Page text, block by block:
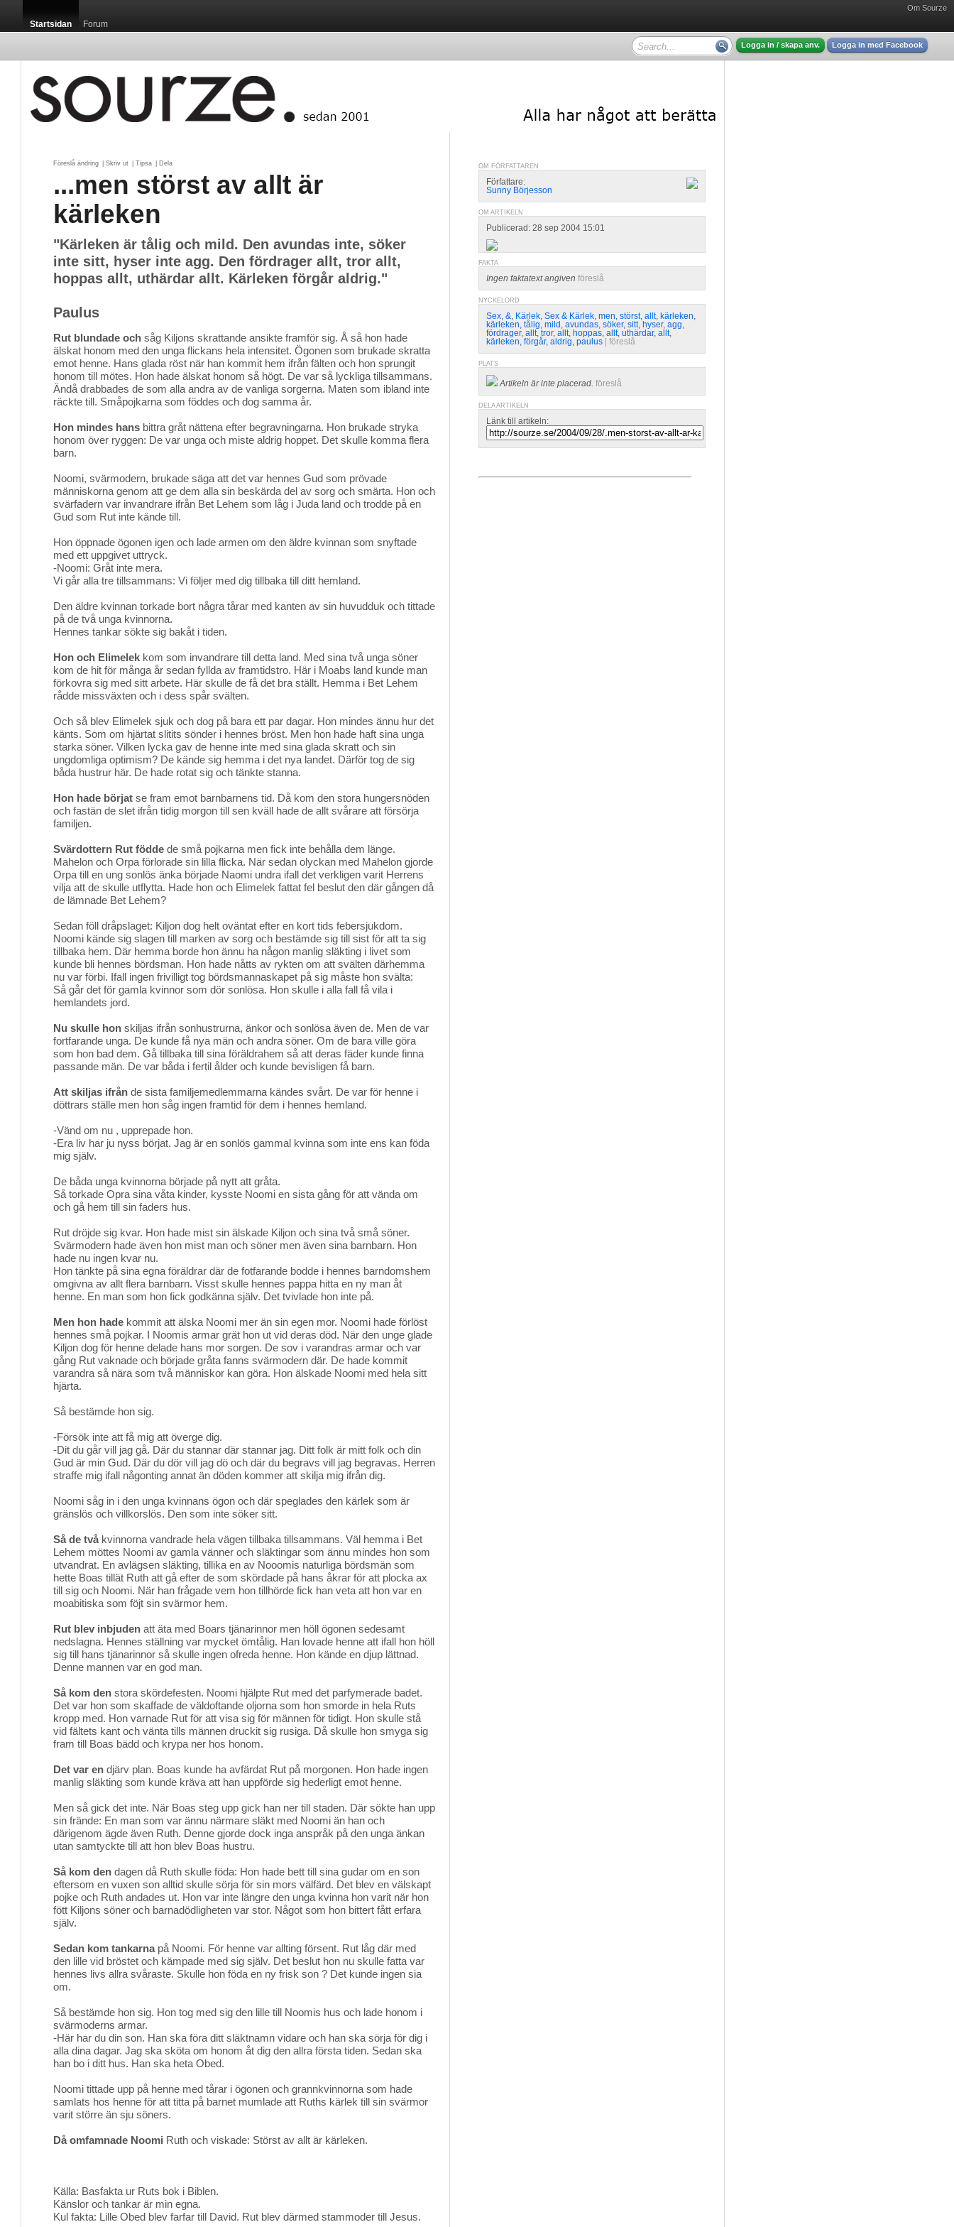
Om Sourze
Startsidan Forum
Logga in / skapa anv. Logga in med Facebook
Föreslå ändring Skriv ut Tipsa Dela
...men störst av allt är
kärleken
"Kärleken är tålig och mild. Den avundas inte, söker
inte sitt, hyser inte agg. Den fördrager allt, tror allt,
hoppas allt, uthärdar allt. Kärleken förgår aldrig."
Paulus
Rut blundade och såg Kiljons skrattande ansikte framför sig. Å så hon hade
älskat honom med den unga flickans hela intensitet. Ögonen som brukade skratta
emot henne. Hans glada röst när han kommit hem ifrån fälten och hon sprungit
honom till mötes. Hon hade älskat honom så högt. De var så lyckliga tillsammans.
Ändå drabbades de som alla andra av de vanliga sorgerna. Maten som ibland inte
räckte till. Småpojkarna som föddes och dog samma år.
Hon mindes hans bittra gråt nättena efter begravningarna. Hon brukade stryka
honom över ryggen: De var unga och miste aldrig hoppet. Det skulle komma flera
barn.
Noomi, svärmodern, brukade säga att det var hennes Gud som prövade
människorna genom att ge dem alla sin beskärda del av sorg och smärta. Hon och
svärfadern var invandrare ifrån Bet Lehem som låg i Juda land och trodde på en
Gud som Rut inte kände till.
Hon öppnade ögonen igen och lade armen om den äldre kvinnan som snyftade
med ett uppgivet uttryck.
-Noomi: Gråt inte mera.
Vi går alla tre tillsammans: Vi följer med dig tillbaka till ditt hemland.
Den äldre kvinnan torkade bort några tårar med kanten av sin huvudduk och tittade
på de två unga kvinnorna.
Hennes tankar sökte sig bakåt i tiden.
Hon och Elimelek kom som invandrare till detta land. Med sina två unga söner
kom de hit för många år sedan fyllda av framtidstro. Här i Moabs land kunde man
förkovra sig med sitt arbete. Här skulle de få det bra ställt. Hemma i Bet Lehem
rådde missväxten och i dess spår svälten.
Och så blev Elimelek sjuk och dog på bara ett par dagar. Hon mindes ännu hur det
känts. Som om hjärtat slitits sönder i hennes bröst. Men hon hade haft sina unga
starka söner. Vilken lycka gav de henne inte med sina glada skratt och sin
ungdomliga optimism? De kände sig hemma i det nya landet. Därför tog de sig
båda hustrur här. De hade rotat sig och tänkte stanna.
Hon hade börjat se fram emot barnbarnens tid. Då kom den stora hungersnöden
och fastän de slet ifrån tidig morgon till sen kväll hade de allt svårare att försörja
familjen.
Svärdottern Rut födde de små pojkarna men fick inte behålla dem länge.
Mahelon och Orpa förlorade sin lilla flicka. När sedan olyckan med Mahelon gjorde
Orpa till en ung sonlös änka började Naomi undra ifall det verkligen varit Herrens
vilja att de skulle utflytta. Hade hon och Elimelek fattat fel beslut den där gången då
de lämnade Bet Lehem?
Sedan föll dråpslaget: Kiljon dog helt oväntat efter en kort tids febersjukdom.
Noomi kände sig slagen till marken av sorg och bestämde sig till sist för att ta sig
tillbaka hem. Där hemma borde hon ännu ha någon manlig släkting i livet som
kunde bli hennes bördsman. Hon hade nåtts av rykten om att svälten därhemma
nu var förbi. Ifall ingen frivilligt tog bördsmannaskapet på sig måste hon svälta:
Så går det för gamla kvinnor som dör sonlösa. Hon skulle i alla fall få vila i
hemlandets jord.
Nu skulle hon skiljas ifrån sonhustrurna, änkor och sonlösa även de. Men de var
fortfarande unga. De kunde få nya män och andra söner. Om de bara ville göra
som hon bad dem. Gå tillbaka till sina föräldrahem så att deras fäder kunde finna
passande män. De var båda i fertil ålder och kunde bevisligen få barn.
Att skiljas ifrån de sista familjemedlemmarna kändes svårt. De var för henne i
döttrars ställe men hon såg ingen framtid för dem i hennes hemland.
-Vänd om nu , upprepade hon.
-Era liv har ju nyss börjat. Jag är en sonlös gammal kvinna som inte ens kan föda
mig själv.
De båda unga kvinnorna började på nytt att gråta.
Så torkade Opra sina våta kinder, kysste Noomi en sista gång för att vända om
och gå hem till sin faders hus.
Rut dröjde sig kvar. Hon hade mist sin älskade Kiljon och sina två små söner.
Svärmodern hade även hon mist man och söner men även sina barnbarn. Hon
hade nu ingen kvar nu.
Hon tänkte på sina egna föräldrar där de fotfarande bodde i hennes barndomshem
omgivna av allt flera barnbarn. Visst skulle hennes pappa hitta en ny man åt
henne. En man som hon fick godkänna själv. Det tvivlade hon inte på.
Men hon hade kommit att älska Noomi mer än sin egen mor. Noomi hade förlöst
hennes små pojkar. I Noomis armar grät hon ut vid deras död. När den unge glade
Kiljon dog för henne delade hans mor sorgen. De sov i varandras armar och var
gång Rut vaknade och började gråta fanns svärmodern där. De hade kommit
varandra så nära som två människor kan göra. Hon älskade Noomi med hela sitt
hjärta.
Så bestämde hon sig.
-Försök inte att få mig att överge dig.
-Dit du går vill jag gå. Där du stannar där stannar jag. Ditt folk är mitt folk och din
Gud är min Gud. Där du dör vill jag dö och där du begravs vill jag begravas. Herren
straffe mig ifall någonting annat än döden kommer att skilja mig ifrån dig.
Noomi såg in i den unga kvinnans ögon och där speglades den kärlek som är
gränslös och villkorslös. Den som inte söker sitt.
Så de två kvinnorna vandrade hela vägen tillbaka tillsammans. Väl hemma i Bet
Lehem möttes Noomi av gamla vänner och släktingar som ännu mindes hon som
utvandrat. En avlägsen släkting, tillika en av Nooomis naturliga bördsmän som
hette Boas tillät Ruth att gå efter de som skördade på hans åkrar för att plocka ax
till sig och Noomi. När han frågade vem hon tillhörde fick han veta att hon var en
moabitiska som föjt sin svärmor hem.
Rut blev inbjuden att äta med Boars tjänarinnor men höll ögonen sedesamt
nedslagna. Hennes ställning var mycket ömtålig. Han lovade henne att ifall hon höll
sig till hans tjänarinnor så skulle ingen ofreda henne. Hon kände en djup lättnad.
Denne mannen var en god man.
Så kom den stora skördefesten. Noomi hjälpte Rut med det parfymerade badet.
Det var hon som skaffade de väldoftande oljorna som hon smorde in hela Ruts
kropp med. Hon varnade Rut för att visa sig för männen för tidigt. Hon skulle stå
vid fältets kant och vänta tills männen druckit sig rusiga. Då skulle hon smyga sig
fram till Boas bädd och krypa ner hos honom.
Det var en djärv plan. Boas kunde ha avfärdat Rut på morgonen. Hon hade ingen
manlig släkting som kunde kräva att han uppförde sig hederligt emot henne.
Men så gick det inte. När Boas steg upp gick han ner till staden. Där sökte han upp
sin frände: En man som var ännu närmare släkt med Noomi än han och
därigenom ägde även Ruth. Denne gjorde dock inga anspråk på den unga änkan
utan samtyckte till att hon blev Boas hustru.
Så kom den dagen då Ruth skulle föda: Hon hade bett till sina gudar om en son
eftersom en vuxen son alltid skulle sörja för sin mors välfärd. Det blev en välskapt
pojke och Ruth andades ut. Hon var inte längre den unga kvinna hon varit när hon
fött Kiljons söner och barnadödligheten var stor. Något som hon bittert fått erfara
själv.
Sedan kom tankarnapå Noomi. För henne var allting försent. Rut låg där med
den lille vid bröstet och kämpade med sig själv. Det beslut hon nu skulle fatta var
hennes livs allra svåraste. Skulle hon föda en ny frisk son ? Det kunde ingen sia
om.
Så bestämde hon sig. Hon tog med sig den lille till Noomis hus och lade honom i
svärmoderns armar.
-Här har du din son. Han ska föra ditt släktnamn vidare och han ska sörja för dig i
alla dina dagar. Jag ska sköta om honom åt dig den allra första tiden. Sedan ska
han bo i ditt hus. Han ska heta Obed.
Noomi tittade upp på henne med tårar i ögonen och grannkvinnorna som hade
samlats hos henne för att titta på barnet mumlade att Ruths kärlek till sin svärmor
varit större än sju söners.
Då omfamnade Noomi Ruth och viskade: Störst av allt är kärleken.
Källa: Basfakta ur Ruts bok i Biblen.
Känslor och tankar är min egna.
Kul fakta: Lille Obed blev farfar till David. Rut blev därmed stammoder till Jesus.
OM FÖRFATTAREN
Författare:
Sunny Börjesson
OM ARTIKELN
Publicerad: 28 sep 2004 15:01
FAKTA
Ingen faktatext angiven föreslå
NYCKELORD
Sex, &, Kärlek, Sex & Kärlek, men, störst, allt, kärleken,
kärleken, tålig, mild , avundas, söker, sitt, hyser, agg,
fördrager, allt, tror, allt, hoppas, allt, uthärdar, allt,
kärleken, förgår, aldrig, paulus föreslå
PLATS
Artikeln är inte placerad. föreslå
DELA ARTIKELN
Länk till artikeln: